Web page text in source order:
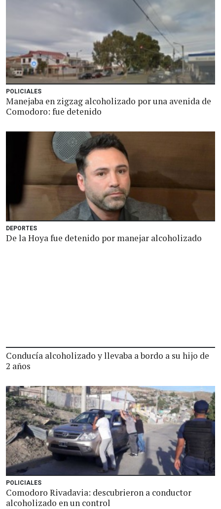
POLICIALES
Manejaba en zigzag alcoholizado por una avenida de
Comodoro: fue detenido
DEPORTES
De la Hoya fue detenido por manejar alcoholizado
Conducía alcoholizado y llevaba a bordo a su hijo de
2 años
POLICIALES
Comodoro Rivadavia: descubrieron a conductor
alcoholizado en un control